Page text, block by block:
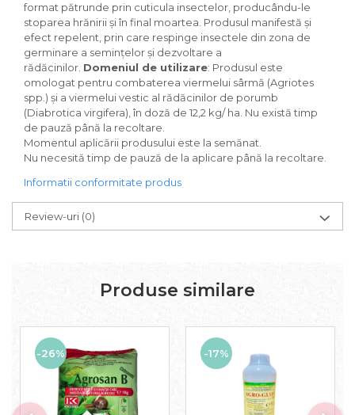
format pătrunde prin cuticula insectelor, producându-le
stoparea hrănirii și în final moartea. Produsul manifestă și
efect repelent, prin care respinge insectele din zona de
germinare a semințelor și dezvoltare a
rădăcinilor. Domeniul de utilizare: Produsul este
omologat pentru combaterea viermelui sârmă (Agriotes
spp.) şi a viermelui vestic al rădăcinilor de porumb
(Diabrotica virgifera), în doză de 12,2 kg/ ha. Nu există timp
de pauză până la recoltare.
Momentul aplicării produsului este la semănat.
Nu necesită timp de pauză de la aplicare până la recoltare.
Informatii conformitate produs
Review-uri (0)
Produse similare
-26% -17%